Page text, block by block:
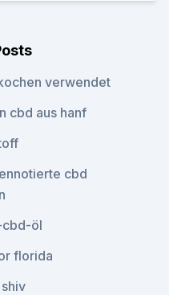
verwendet
cbd aus hanf
cbd
öl
florida